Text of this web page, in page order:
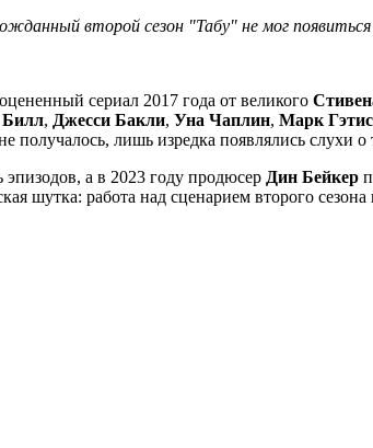
второй сезон "Табу" не мог
сериал 2017 года от великого
, Джесси Бакли, Уна Чаплин, Марк
получалось, лишь изредка появлялись слухи
а в 2023 году продюсер Дин Бейкер
шутка: работа над сценарием второго сезона